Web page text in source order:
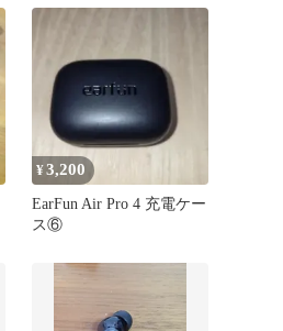
¥3,200
EarFun Air Pro 4 充電ケー
ス⑥